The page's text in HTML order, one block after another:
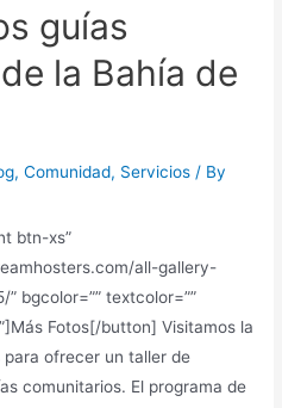
guías
la Bahía de
,Comunidad, Servicios / By
btn-xs”
all-gallery-
bgcolor=”” textcolor=””
Fotos[/button] Visitamos la
para ofrecer un taller de
comunitarios. El programa de